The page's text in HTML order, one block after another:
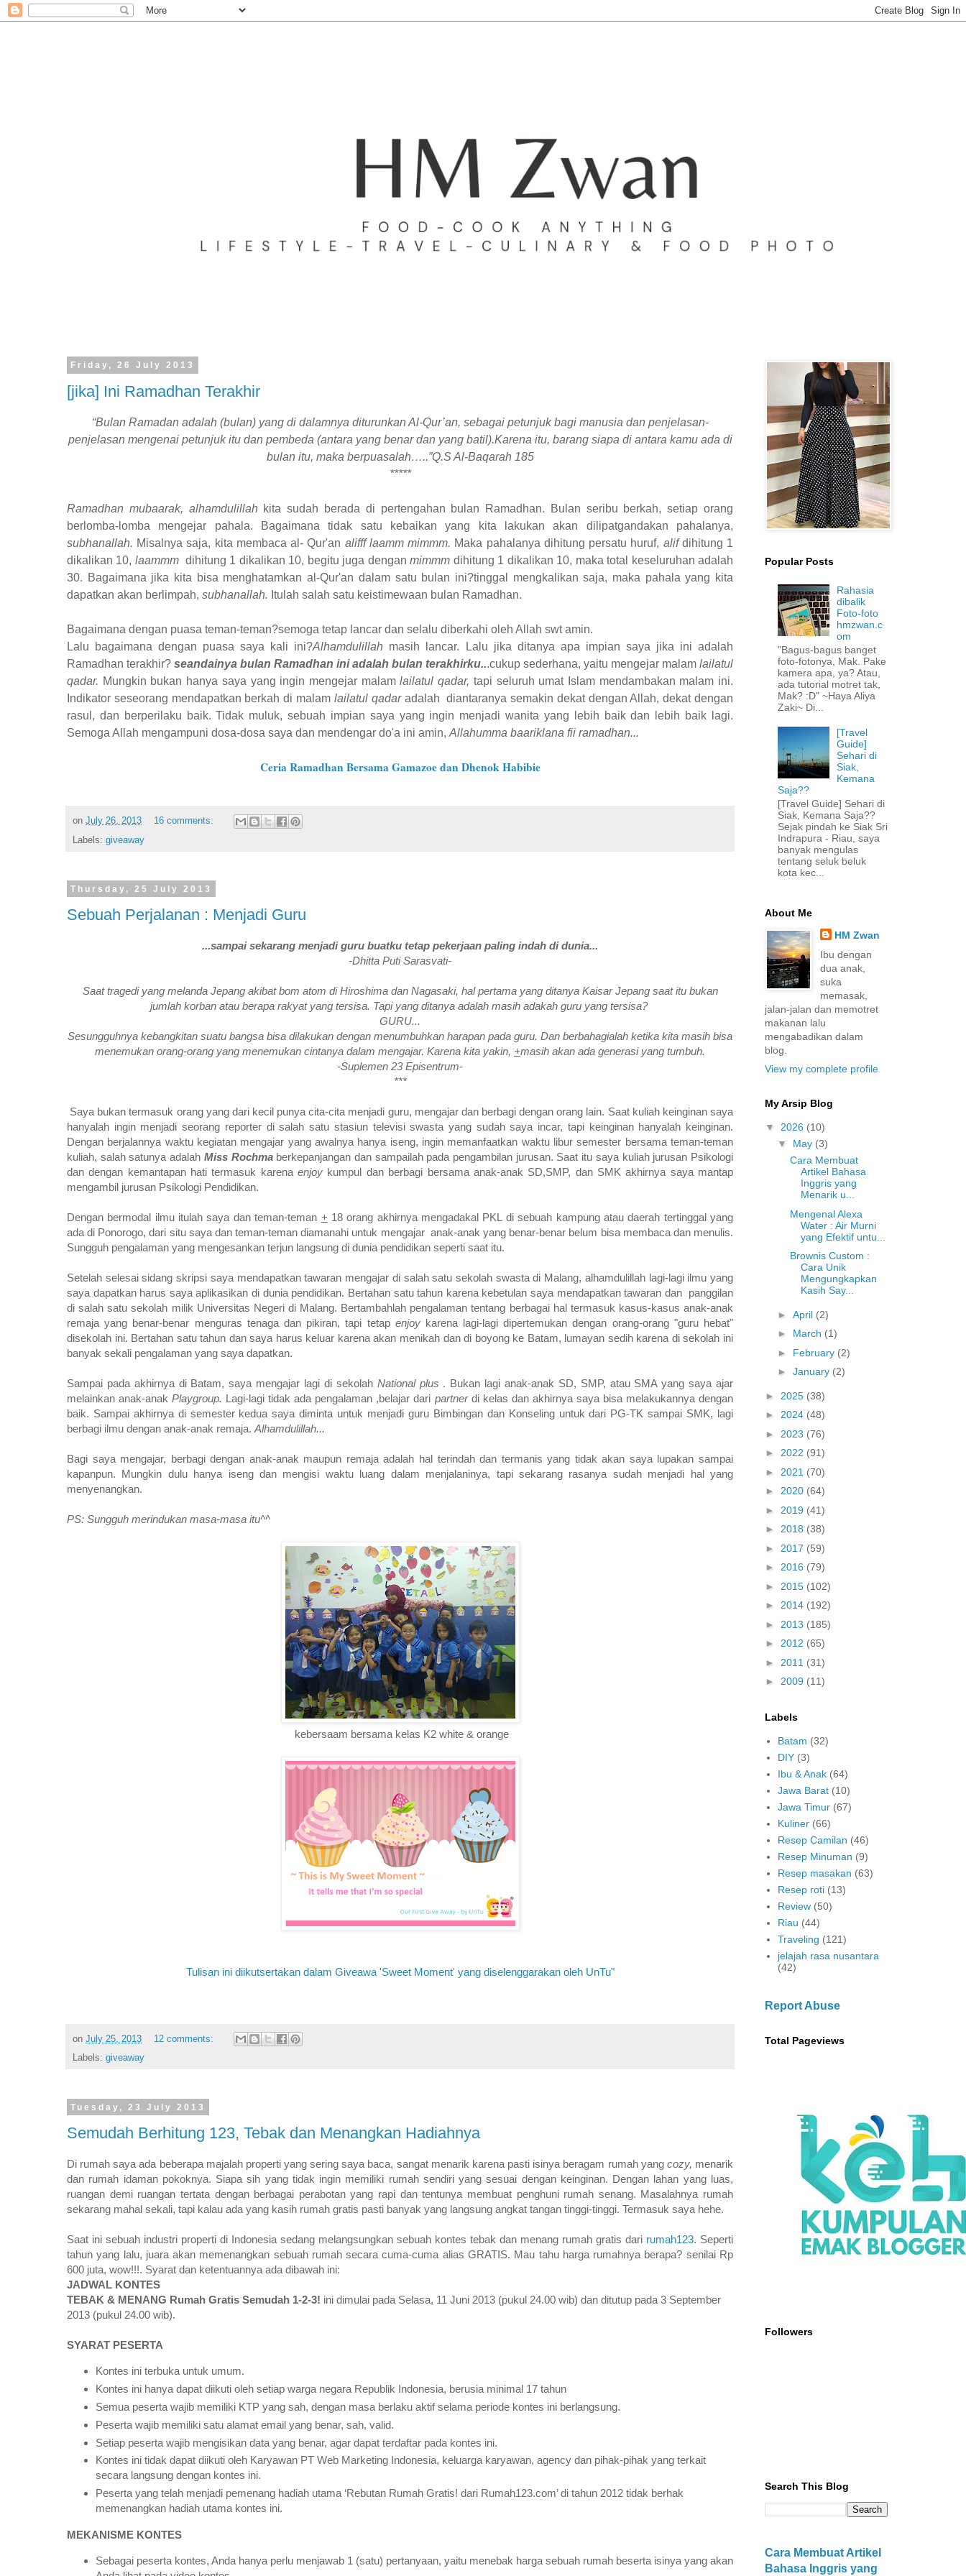
Friday, 26 July 2013
[jika] Ini Ramadhan Terakhir
“Bulan Ramadan adalah (bulan) yang di dalamnya diturunkan Al-Qur’an, sebagai petunjuk bagi manusia dan penjelasan-
penjelasan mengenai petunjuk itu dan pembeda (antara yang benar dan yang batil).Karena itu, barang siapa di antara kamu ada di
bulan itu, maka berpuasalah…..”Q.S Al-Baqarah 185
*****
Ramadhan mubaarak, alhamdulillah kita sudah berada di pertengahan bulan Ramadhan. Bulan seribu berkah, setiap orang
berlomba-lomba mengejar pahala. Bagaimana tidak satu kebaikan yang kita lakukan akan dilipatgandakan pahalanya,
subhanallah. Misalnya saja, kita membaca al- Qur'an alifff laamm mimmm. Maka pahalanya dihitung persatu huruf, alifdihitung 1
dikalikan 10, laammm dihitung 1 dikalikan 10, begitu juga denganmimmm dihitung 1 dikalikan 10, maka total keseluruhan adalah
30. Bagaimana jika kita bisa menghatamkan al-Qur'an dalam satu bulan ini?tinggal mengkalikan saja, maka pahala yang kita
dapatkan akan berlimpah, subhanallah. Itulah salah satu keistimewaan bulan Ramadhan.
Bagaimana dengan puasa teman-teman?semoga tetap lancar dan selalu diberkahi oleh Allah swt amin.
Lalu bagaimana dengan puasa saya kali ini?Alhamdulillah masih lancar. Lalu jika ditanya apa impian saya jika ini adalah
Ramadhan terakhir? seandainya bulan Ramadhan ini adalah bulan terakhirku...cukup sederhana, yaitu mengejar malam lailatul
qadar. Mungkin bukan hanya saya yang ingin mengejar malamlailatul qadar, tapi seluruh umat Islam mendambakan malam ini.
Indikator seseorang mendapatkan berkah di malam lailatul qadar adalah diantaranya semakin dekat dengan Allah, dekat dengan
rasul, dan berperilaku baik. Tidak muluk, sebuah impian saya yang ingin menjadi wanita yang lebih baik dan lebih baik lagi.
Semoga Allah mengampuni dosa-dosa saya dan mendengar do'a ini amin, Allahumma baariklana fii ramadhan...
Ceria Ramadhan Bersama Gamazoe dan Dhenok Habibie
on July 26, 2013
16 comments:
Labels: giveaway
Thursday, 25 July 2013
Sebuah Perjalanan : Menjadi Guru
...sampai sekarang menjadi guru buatku tetap pekerjaan paling indah di dunia...
-Dhitta Puti Sarasvati-
Saat tragedi yang melanda Jepang akibat bom atom di Hiroshima dan Nagasaki, hal pertama yang ditanya Kaisar Jepang saat itu bukan
jumlah korban atau berapa rakyat yang tersisa. Tapiyang ditanya adalah masih adakah guru yang tersisa?
GURU...
Sesungguhnya kebangkitan suatu bangsa bisa dilakukan dengan menumbuhkan harapan pada guru. Dan berbahagialah ketika kita masih bisa
menemukan orang-orang yang menemukan cintanya dalam mengajar. Karena kita yakin, +masih akan ada generasi yang tumbuh.
-Suplemen 23 Episentrum-
***
Saya bukan termasuk orang yang dari kecil punya cita-cita menjadi guru, mengajar dan berbagi dengan orang lain. Saat kuliah keinginan saya
hanyalah ingin menjadi seorang reporter di salah satu stasiun televisi swasta yang sudah saya incar, tapi keinginan hanyalah keinginan.
Dengan berjalannya waktu kegiatan mengajar yang awalnya hanya iseng, ingin memanfaatkan waktu libur semester bersama teman-teman
kuliah, salah satunya adalah Miss Rochma berkepanjangan dan sampailah pada pengambilan jurusan. Saat itu saya kuliah jurusan Psikologi
dan dengan kemantapan hati termasuk karenaenjoy kumpul dan berbagi bersama anak-anak SD,SMP, dan SMK akhirnya saya mantap
mengambil jurusan Psikologi Pendidikan.
Dengan bermodal ilmu itulah saya dan teman-teman + 18 orang akhirnya mengadakal PKL di sebuah kampung atau daerah tertinggal yang
ada di Ponorogo, dari situ saya dan teman-teman diamanahi untuk mengajar anak-anak yang benar-benar belum bisa membaca dan menulis.
Sungguh pengalaman yang mengesankan terjun langsung di dunia pendidikan seperti saat itu.
Setelah selesai sidang skripsi saya mendapatkan tawaran mengajar di salah satu sekolah swasta di Malang, alhamdulillah lagi-lagi ilmu yang
saya dapatkan harus saya aplikasikan di dunia pendidikan. Bertahan satu tahun karena kebetulan saya mendapatkan tawaran dan panggilan
di salah satu sekolah milik Universitas Negeri di Malang. Bertambahlah pengalaman tentang berbagai hal termasuk kasus-kasus anak-anak
remaja yang benar-benar menguras tenaga dan pikiran, tapi tetap enjoy karena lagi-lagi dipertemukan dengan orang-orang "guru hebat"
disekolah ini. Bertahan satu tahun dan saya harus keluar karena akan menikah dan di boyong ke Batam, lumayan sedih karena di sekolah ini
banyak sekali pengalaman yang saya dapatkan.
Sampai pada akhirnya di Batam, saya mengajar lagi di sekolah National plus . Bukan lagi anak-anak SD, SMP, atau SMA yang saya ajar
melainkan anak-anakPlaygroup. Lagi-lagi tidak ada pengalaman ,belajar dari partner di kelas dan akhirnya saya bisa melakukannya dengan
baik. Sampai akhirnya di semester kedua saya diminta untuk menjadi guru Bimbingan dan Konseling untuk dari PG-TK sampai SMK, lagi
berbagi ilmu dengan anak-anak remaja. Alhamdulillah...
Bagi saya mengajar, berbagi dengan anak-anak maupun remaja adalah hal terindah dan termanis yang tidak akan saya lupakan sampai
kapanpun. Mungkin dulu hanya iseng dan mengisi waktu luang dalam menjalaninya, tapi sekarang rasanya sudah menjadi hal yang
menyenangkan.
PS: Sungguh merindukan masa-masa itu^^
kebersaam bersama kelas K2 white & orange
Tulisan ini diikutsertakan dalam Giveawa 'Sweet Moment' yang diselenggarakan oleh UnTu"
on July 25, 2013
12 comments:
Labels: giveaway
Tuesday, 23 July 2013
Semudah Berhitung 123, Tebak dan Menangkan Hadiahnya
Di rumah saya ada beberapa majalah properti yang sering saya baca, sangat menarik karena pasti isinya beragam rumah yang cozy, menarik
dan rumah idaman pokoknya. Siapa sih yang tidak ingin memiliki rumah sendiri yang sesuai dengan keinginan. Dengan lahan yang luas,
ruangan demi ruangan tertata dengan berbagai perabotan yang rapi dan tentunya membuat penghuni rumah senang. Masalahnya rumah
sekarang mahal sekali, tapi kalau ada yang kasih rumah gratis pasti banyak yang langsung angkat tangan tinggi-tinggi. Termasuk saya hehe.
Saat ini sebuah industri properti di Indonesia sedang melangsungkan sebuah kontes tebak dan menang rumah gratis dari rumah123. Seperti
tahun yang lalu, juara akan memenangkan sebuah rumah secara cuma-cuma alias GRATIS. Mau tahu harga rumahnya berapa? senilai Rp
600 juta, wow!!!. Syarat dan ketentuannya ada dibawah ini:
JADWAL KONTES
TEBAK & MENANG Rumah Gratis Semudah 1-2-3! ini dimulai pada Selasa, 11 Juni 2013 (pukul 24.00 wib) dan ditutup pada 3 September
2013 (pukul 24.00 wib).
SYARAT PESERTA
Kontes ini terbuka untuk umum.
Kontes ini hanya dapat diikuti oleh setiap warga negara Republik Indonesia, berusia minimal 17 tahun
Semua peserta wajib memiliki KTP yang sah, dengan masa berlaku aktif selama periode kontes ini berlangsung.
Peserta wajib memiliki satu alamat email yang benar, sah, valid.
Setiap peserta wajib mengisikan data yang benar, agar dapat terdaftar pada kontes ini.
Kontes ini tidak dapat diikuti oleh Karyawan PT Web Marketing Indonesia, keluarga karyawan, agency dan pihak-pihak yang terkait
secara langsung dengan kontes ini.
Peserta yang telah menjadi pemenang hadiah utama ‘Rebutan Rumah Gratis! dari Rumah123.com’ di tahun 2012 tidak berhak
memenangkan hadiah utama kontes ini.
MEKANISME KONTES
Sebagai peserta kontes, Anda hanya perlu menjawab 1 (satu) pertanyaan, yaitu menebak harga sebuah rumah beserta isinya yang akan
Popular Posts
Rahasia
dibalik
Foto-foto
hmzwan.c
om
"Bagus-bagus banget
foto-fotonya, Mak. Pake
kamera apa, ya? Atau,
ada tutorial motret tak,
Mak? :D" ~Haya Aliya
Zaki~ Di...
[Travel
Guide]
Sehari di
Siak,
Kemana
Saja??
[Travel Guide] Sehari di
Siak, Kemana Saja??
Sejak pindah ke Siak Sri
Indrapura - Riau, saya
banyak mengulas
tentang seluk beluk
kota kec...
About Me
HM Zwan
Ibu dengan
dua anak,
suka
memasak,
jalan-jalan dan memotret
makanan lalu
mengabadikan dalam
blog.
View my complete profile
My Arsip Blog
▼ 2026 (10)
▼ May (3)
Cara Membuat
Artikel Bahasa
Inggris yang
Menarik u...
Mengenal Alexa
Water : Air Murni
yang Efektif untu...
Brownis Custom :
Cara Unik
Mengungkapkan
Kasih Say...
► April (2)
► March (1)
► February (2)
► January (2)
► 2025 (38)
► 2024 (48)
► 2023 (76)
► 2022 (91)
► 2021 (70)
► 2020 (64)
► 2019 (41)
► 2018 (38)
► 2017 (59)
► 2016 (79)
► 2015 (102)
► 2014 (192)
► 2013 (185)
► 2012 (65)
► 2011 (31)
► 2009 (11)
Labels
Batam (32)
DIY (3)
Ibu & Anak (64)
Jawa Barat (10)
Jawa Timur (67)
Kuliner (66)
Resep Camilan (46)
Resep Minuman (9)
Resep masakan (63)
Resep roti (13)
Review (50)
Riau (44)
Traveling (121)
jelajah rasa nusantara
(42)
Report Abuse
Total Pageviews
Followers
Search This Blog
Cara Membuat Artikel
Bahasa Inggris yang